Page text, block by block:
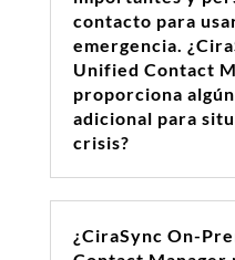
contacto para
emergencia.
Unified Contact
proporciona
adicional para
crisis?
¿CiraSync On-